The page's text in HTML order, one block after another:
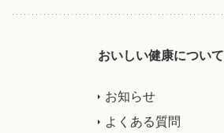
おいしい健康について
お知らせ
よくある質問